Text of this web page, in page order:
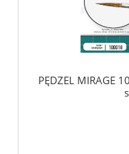
PĘDZEL MIRAGE